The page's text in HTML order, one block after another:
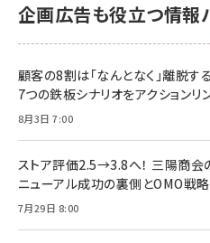
企画広告も役立つ情報
顧客の8割は「なんとなく」離脱す
7つの鉄板シナリオをアクションリ
8月3日 7:00
ストア評価2.5→3.8へ！ 三陽商会の
ニューアル成功の裏側とOMO戦略
7月29日 8:00